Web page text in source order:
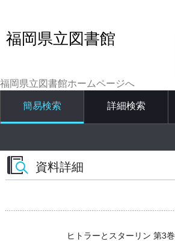
福岡県立図書館
福岡県立図書館ホームページへ
簡易検索 詳細検索
資料詳細
ヒトラーとスターリン 第3巻